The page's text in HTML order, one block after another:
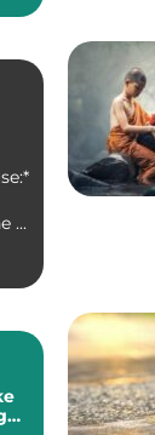
rejse til Filippinerne ...